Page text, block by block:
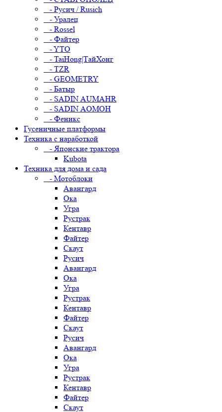
- Русич / Rusich
- Уралец
- Rossel
- Файтер
- YTO
- TaiHong|ТайХонг
- TZR
- GEOMETRY
- Батыр
- SADIN AUMAHR
- SADIN AOMOH
- Феникс
Гусеничные платформы
Техника с наработкой
- Японские трактора
Kubota
Техника для дома и сада
- Мотоблоки
Авангард
Ока
Угра
Рустрак
Кентавр
Файтер
Скаут
Русич
Авангард
Ока
Угра
Рустрак
Кентавр
Файтер
Скаут
Русич
Авангард
Ока
Угра
Рустрак
Кентавр
Файтер
Скаут